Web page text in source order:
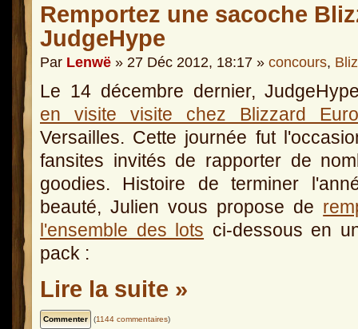
Remportez une sacoche
JudgeHype
Par Lenwë » 27 Déc 2012, 18:17 » concours,
Le 14 décembre dernier,
en visite visite chez Blizzard
Versailles. Cette journée fut
fansites invités de rapporter de
goodies. Histoire de terminer
beauté, Julien vous propose de
l'ensemble des lots ci-dessous en
pack :
Lire la suite »
(1144 commentaires)